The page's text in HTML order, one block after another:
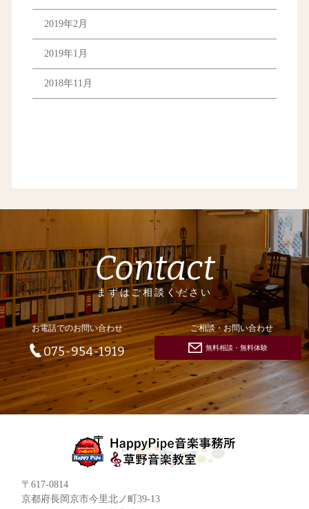
2019年2月
2019年1月
2018年11月
Contact
まずはご相談ください
お電話でのお問い合わせ
075-954-1919
ご相談・お問い合わせ
無料相談・無料体験
〒617-0814
京都府長岡京市今里北ノ町39-13